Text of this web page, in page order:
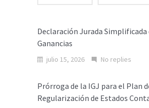
Declaración Jurada Simplificada
Ganancias
julio 15, 2026 No replies
Prórroga de la IGJ para el Plan
Regularización de Estados